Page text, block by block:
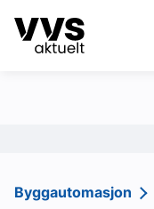
Kategorier
Sanitær
Byggautomasjon